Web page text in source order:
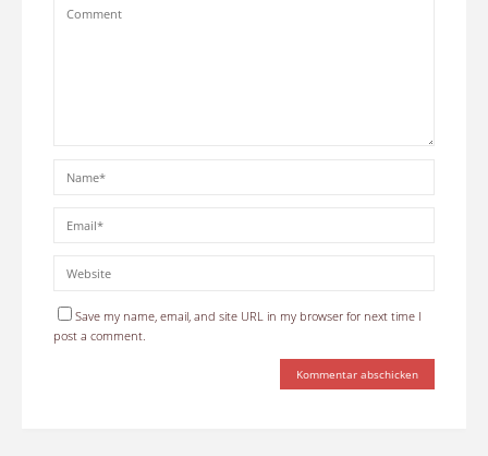
Save my name, email, and site URL in my browser for next time I
post a comment.